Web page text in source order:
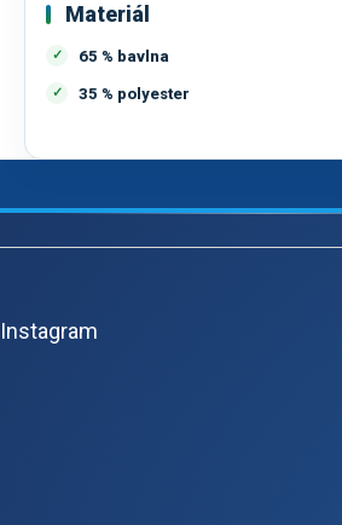
Materiál
65 % bavlna
35 % polyester
Z
Instagram